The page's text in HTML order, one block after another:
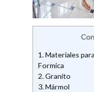
1.Materiales
Formica
2.Granito
3.Mármol